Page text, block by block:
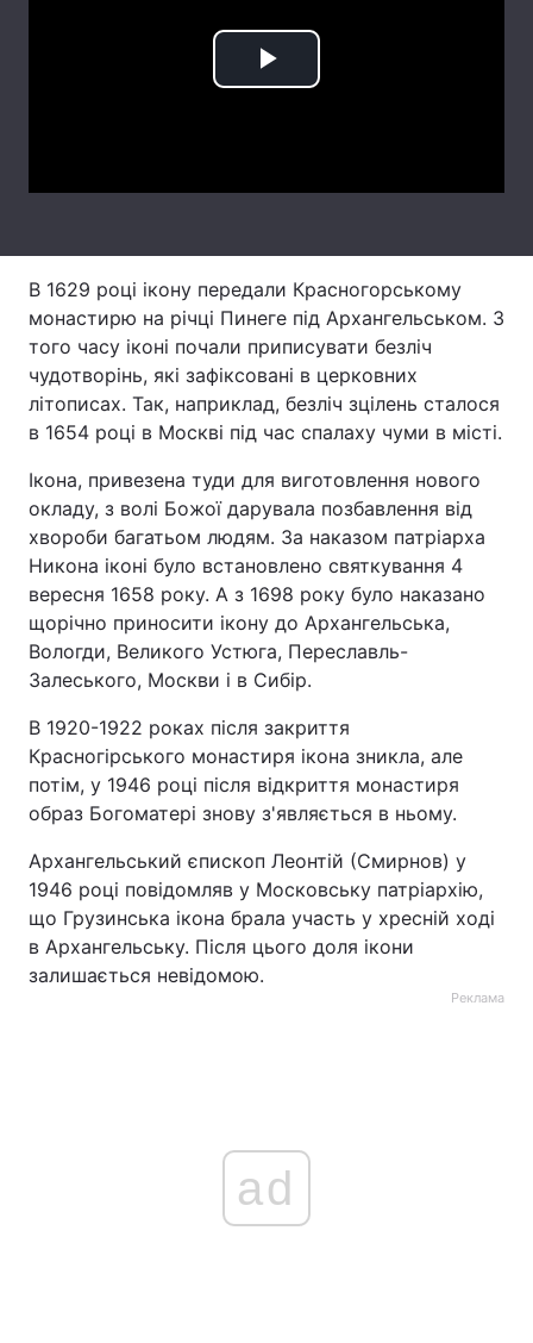
Тема оформлення
Play
В 1629 році ікону передали Красногорському
монастирю на річці Пинеге під Архангельськом. З
того часу іконі почали приписувати безліч
чудотворінь, які зафіксовані в церковних
літописах. Так, наприклад, безліч зцілень сталося
в 1654 році в Москві під час спалаху чуми в місті.
Ікона, привезена туди для виготовлення нового
окладу, з волі Божої дарувала позбавлення від
хвороби багатьом людям. За наказом патріарха
Никона іконі було встановлено святкування 4
вересня 1658 року. А з 1698 року було наказано
щорічно приносити ікону до Архангельська,
Вологди, Великого Устюга, Переславль-
Залеського, Москви і в Сибір.
В 1920-1922 роках після закриття
Красногірського монастиря ікона зникла, але
потім, у 1946 році після відкриття монастиря
образ Богоматері знову з'являється в ньому.
Архангельський єпископ Леонтій (Смирнов) у
1946 році повідомляв у Московську патріархію,
що Грузинська ікона брала участь у хресній ході
в Архангельську. Після цього доля ікони
залишається невідомою.
Реклама
ad